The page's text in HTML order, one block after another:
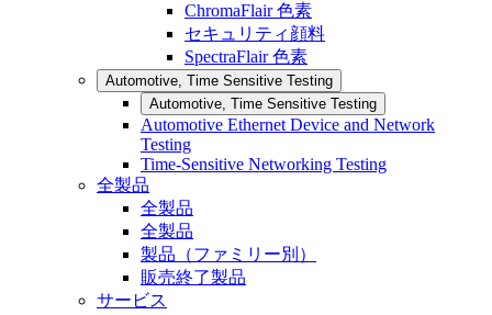
ChromaFlair 色素
セキュリティ顔料
SpectraFlair 色素
Automotive, Time Sensitive Testing
Automotive, Time Sensitive Testing
Automotive Ethernet Device and Network
Testing
Time-Sensitive Networking Testing
全製品
全製品
全製品
製品（ファミリー別）
販売終了製品
サービス